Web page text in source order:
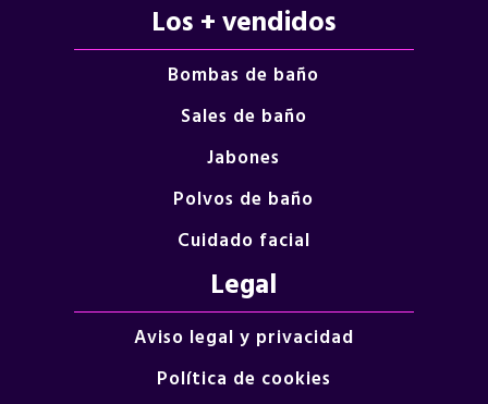
Los + vendidos
Bombas de baño
Sales de baño
Jabones
Polvos de baño
Cuidado facial
Legal
Aviso legal y privacidad
Política de cookies